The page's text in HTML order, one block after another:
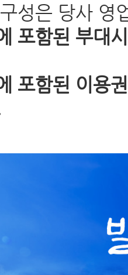
성은 당사 영
포함된 부대
포함된 이용